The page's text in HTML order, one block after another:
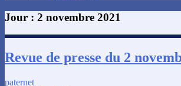
Jour : 2 novembre 2021
Revue de presse du 2
paternet